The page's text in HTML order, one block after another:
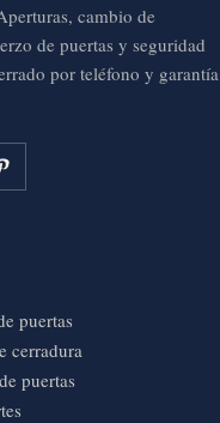
cambio de
de puertas y seguridad
por teléfono y garantía
puertas
cerradura
puertas